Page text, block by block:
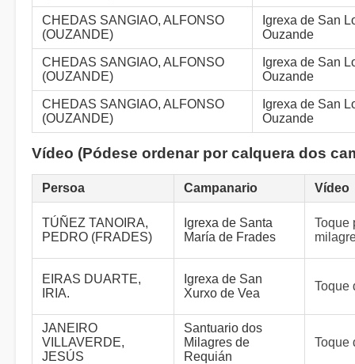
CHEDAS SANGIAO, ALFONSO
(OUZANDE)
Igrexa de San
Ouzande
CHEDAS SANGIAO, ALFONSO
(OUZANDE)
Igrexa de San
Ouzande
CHEDAS SANGIAO, ALFONSO
(OUZANDE)
Igrexa de San
Ouzande
Vídeo (Pódese ordenar por calquera dos
Persoa Campanario Vídeo
TÚÑEZ TANOIRA,
PEDRO (FRADES)
Igrexa de Santa
María de Frades
Toque
EIRAS DUARTE,
IRIA.
Igrexa de San
Xurxo de Vea
Toque
JANEIRO
VILLAVERDE,
JESÚS
Santuario dos
Milagres de
Requián
Toque